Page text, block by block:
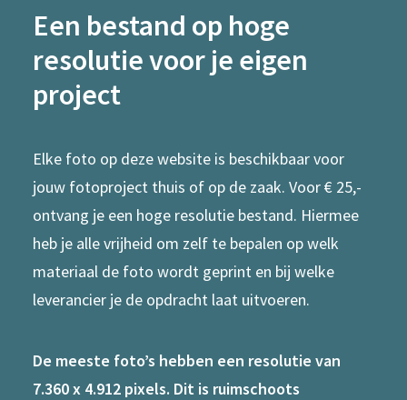
Een bestand op hoge
resolutie voor je eigen
project
Elke foto op deze website is beschikbaar voor
jouw fotoproject thuis of op de zaak. Voor € 25,-
ontvang je een hoge resolutie bestand. Hiermee
heb je alle vrijheid om zelf te bepalen op welk
materiaal de foto wordt geprint en bij welke
leverancier je de opdracht laat uitvoeren.
De meeste foto’s hebben een resolutie van
7.360 x 4.912 pixels. Dit is ruimschoots